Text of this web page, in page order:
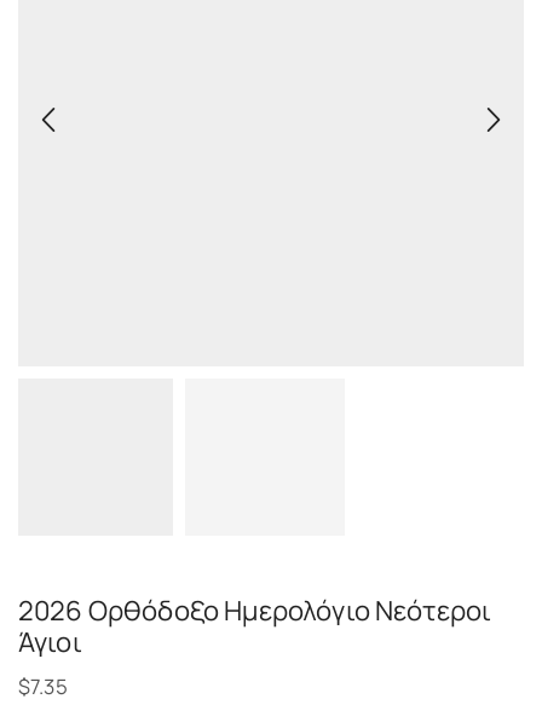
2026 Ορθόδοξο Ημερολόγιο Νεότεροι
Άγιοι
$7.35